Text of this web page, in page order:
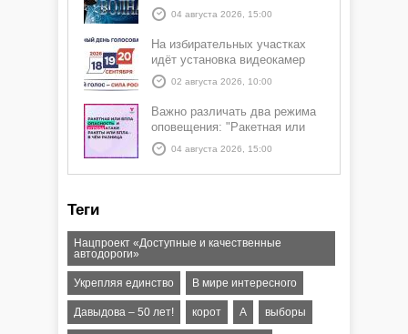
04 августа 2026, 15:00
На избирательных участках
идёт установка видеокамер
02 августа 2026, 10:00
Важно различать два режима
оповещения: "Ракетная или
БПЛА опасность" и "Угроза
атаки ракеты или БПЛА"
04 августа 2026, 15:00
Теги
Нацпроект «Доступные и качественные
автодороги»
Укрепляя единство В мире интересного
Давыдова – 50 лет! корот А выборы